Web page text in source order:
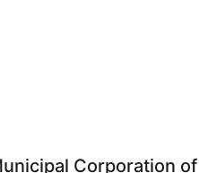
(Municipal Corporation of